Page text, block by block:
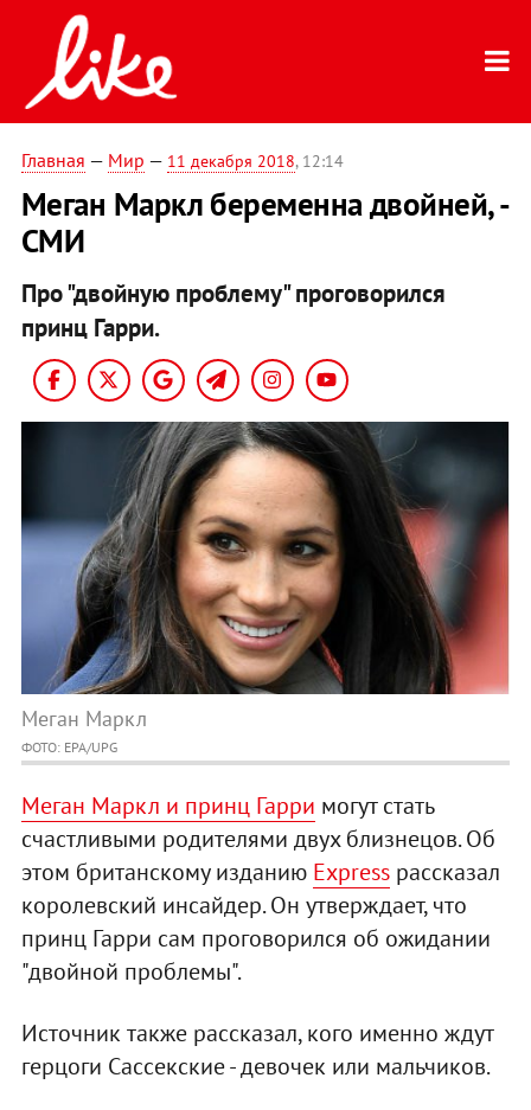
Главная — Мир — 11 декабря 2018, 12:14
Меган Маркл беременна двойней, -
СМИ
Про "двойную проблему" проговорился
принц Гарри.
Меган Маркл
ФОТО: EPA/UPG
Меган Маркл и принц Гарри могут стать
счастливыми родителями двух близнецов. Об
этом британскому изданию Expressрассказал
королевский инсайдер. Он утверждает, что
принц Гарри сам проговорился об ожидании
"двойной проблемы".
Источник также рассказал, кого именно ждут
герцоги Сассекские - девочек или мальчиков.